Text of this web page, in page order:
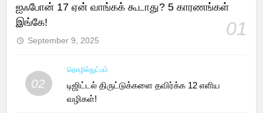
ஐஃபோன் 17 ஏன் வாங்கக் கூடாது? 5 காரணங்கள்
இங்கே!
01
September 9, 2025
02
தொழில்நுட்பம்
டிஜிட்டல் திருட்டுக்களை தவிர்க்க 12 எளிய
வழிகள்!